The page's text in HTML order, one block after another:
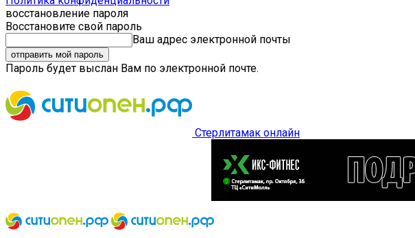
восстановление пароля
Восстановите свой пароль
Ваш адрес электронной почты
Пароль будет выслан Вам по электронной почте.
Стерлитамак онлайн